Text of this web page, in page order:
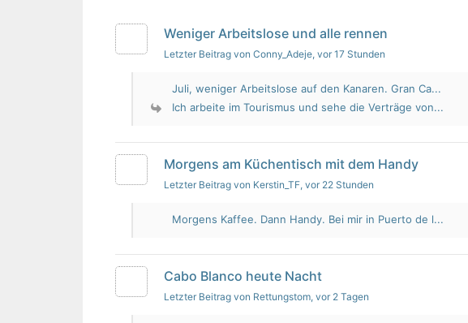
Weniger Arbeitslose und alle rennen
Letzter Beitrag von Conny_Adeje, vor 17 Stunden
Juli, weniger Arbeitslose auf den Kanaren. Gran Ca...
Ich arbeite im Tourismus und sehe die Verträge von...
Morgens am Küchentisch mit dem Handy
Letzter Beitrag von Kerstin_TF, vor 22 Stunden
Morgens Kaffee. Dann Handy. Bei mir in Puerto de l...
Cabo Blanco heute Nacht
Letzter Beitrag von Rettungstom, vor 2 Tagen